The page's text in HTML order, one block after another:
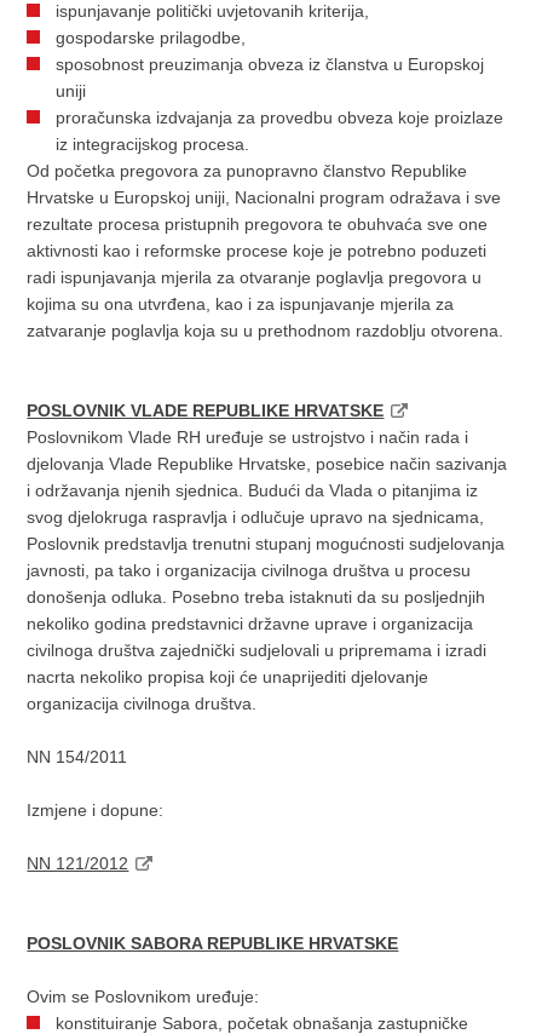
ispunjavanje politički uvjetovanih kriterija,
gospodarske prilagodbe,
sposobnost preuzimanja obveza iz članstva u Europskoj
uniji
proračunska izdvajanja za provedbu obveza koje proizlaze
iz integracijskog procesa.
Od početka pregovora za punopravno članstvo Republike
Hrvatske u Europskoj uniji, Nacionalni program odražava i sve
rezultate procesa pristupnih pregovora te obuhvaća sve one
aktivnosti kao i reformske procese koje je potrebno poduzeti
radi ispunjavanja mjerila za otvaranje poglavlja pregovora u
kojima su ona utvrđena, kao i za ispunjavanje mjerila za
zatvaranje poglavlja koja su u prethodnom razdoblju otvorena.
POSLOVNIK VLADE REPUBLIKE HRVATSKE
Poslovnikom Vlade RH uređuje se ustrojstvo i način rada i
djelovanja Vlade Republike Hrvatske, posebice način sazivanja
i održavanja njenih sjednica. Budući da Vlada o pitanjima iz
svog djelokruga raspravlja i odlučuje upravo na sjednicama,
Poslovnik predstavlja trenutni stupanj mogućnosti sudjelovanja
javnosti, pa tako i organizacija civilnoga društva u procesu
donošenja odluka. Posebno treba istaknuti da su posljednjih
nekoliko godina predstavnici državne uprave i organizacija
civilnoga društva zajednički sudjelovali u pripremama i izradi
nacrta nekoliko propisa koji će unaprijediti djelovanje
organizacija civilnoga društva.
NN 154/2011
Izmjene i dopune:
NN 121/2012
POSLOVNIK SABORA REPUBLIKE HRVATSKE
Ovim se Poslovnikom uređuje:
konstituiranje Sabora, početak obnašanja zastupničke